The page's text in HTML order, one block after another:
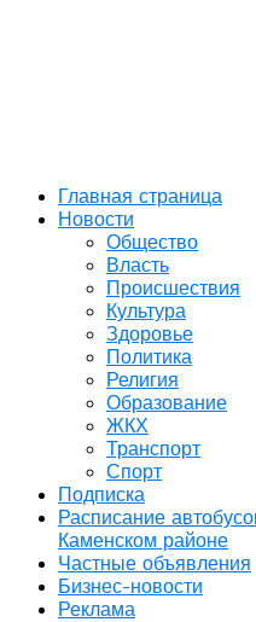
Главная страница
Новости
Общество
Власть
Происшествия
Культура
Здоровье
Политика
Религия
Образование
ЖКХ
Транспорт
Спорт
Подписка
Расписание
Каменском районе
Частные объявления
Бизнес-новости
Реклама